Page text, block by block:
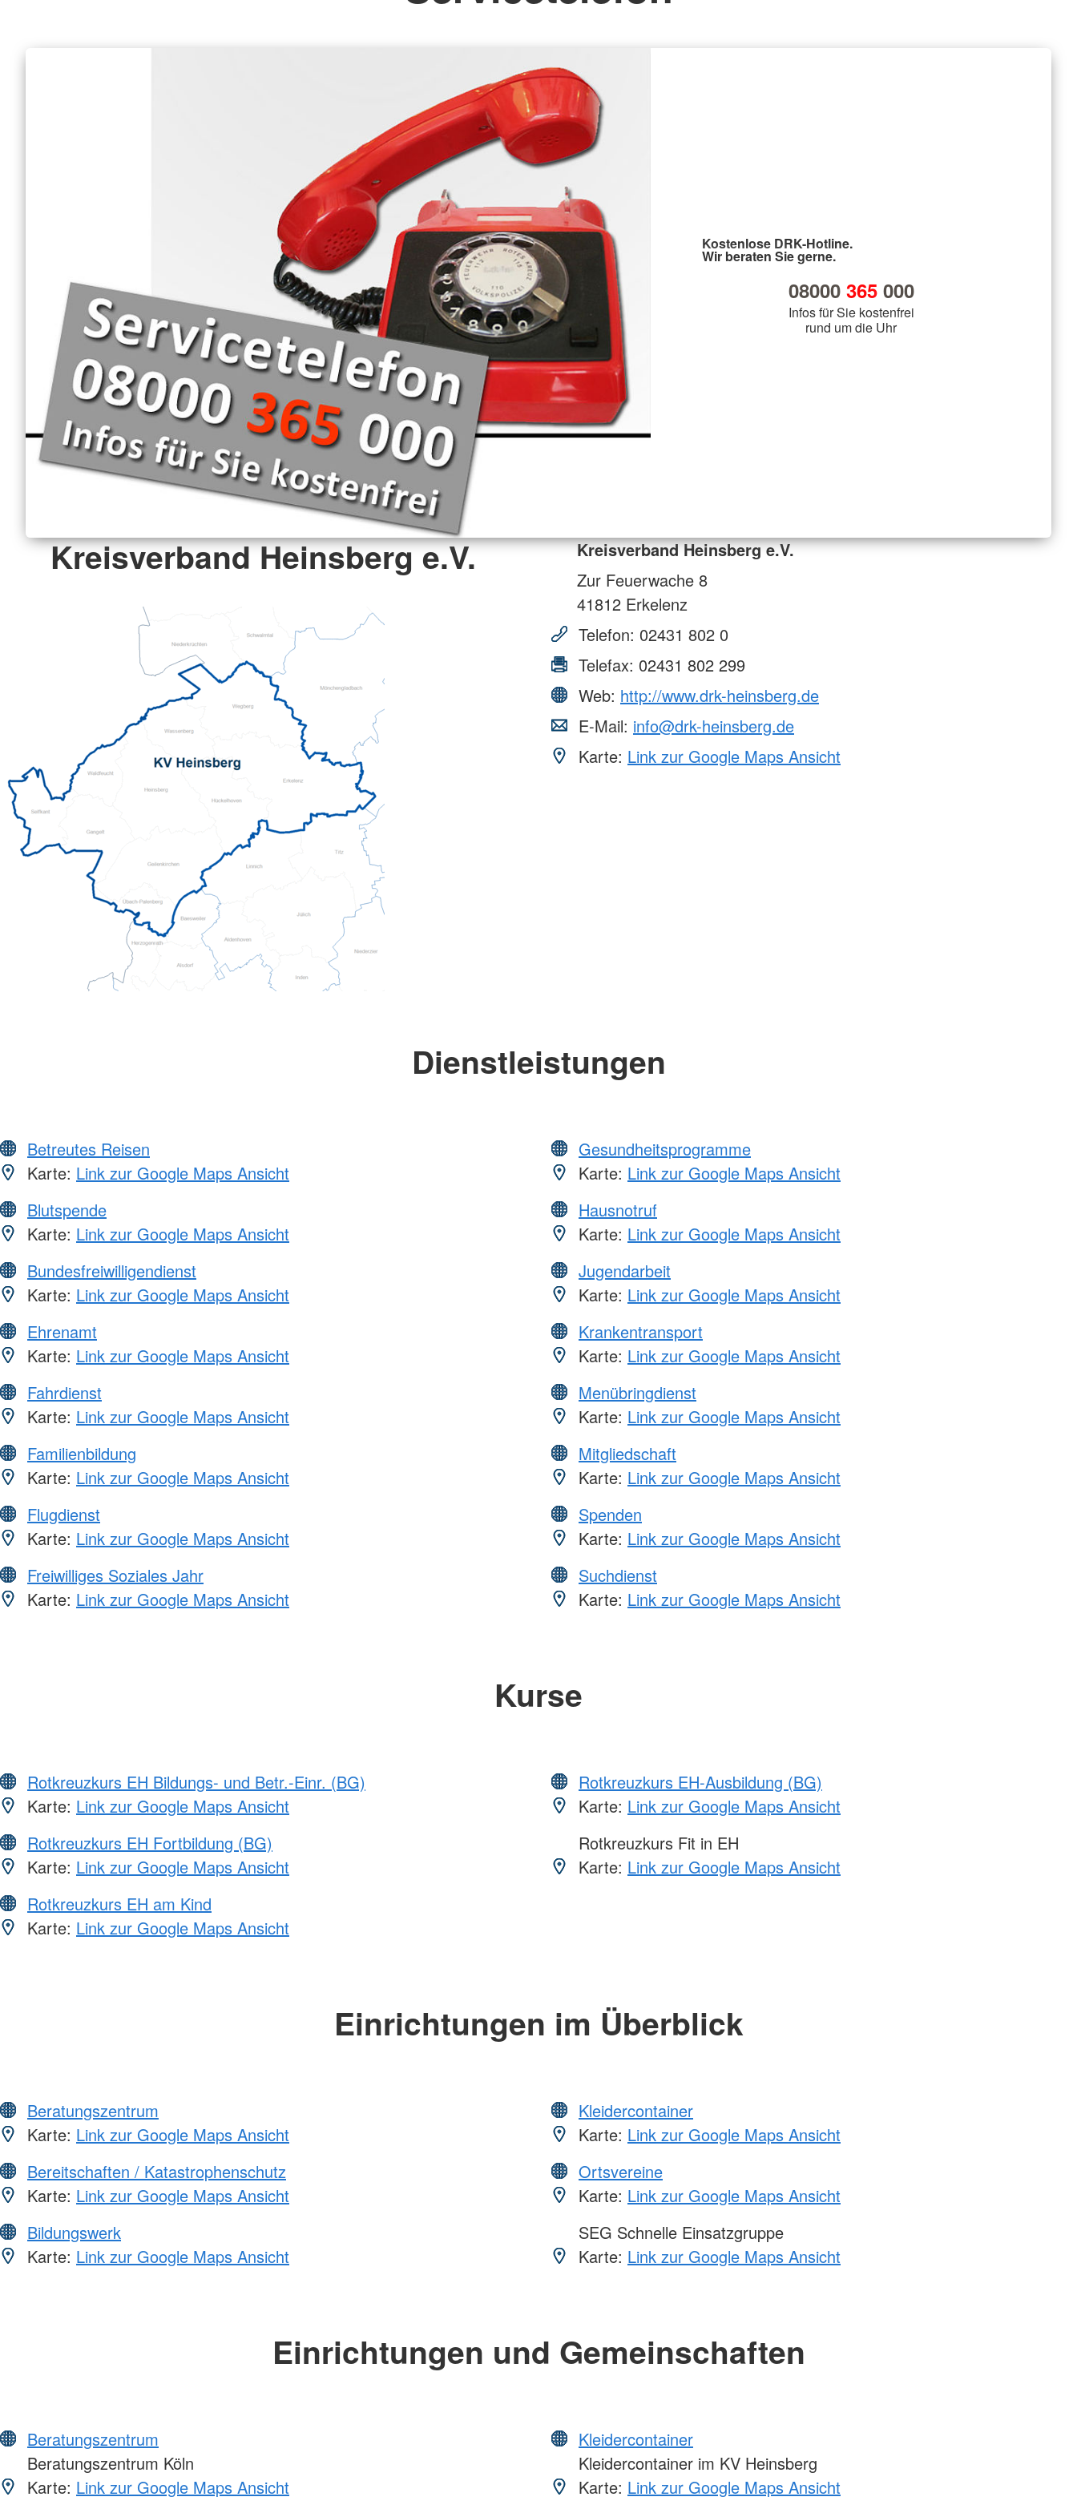
Kostenlose DRK-Hotline.
Wir beraten Sie gerne.
08000 365000
Infos für Sie kostenfrei
rund um die Uhr
Kreisverband Heinsberg e.V.
Kreisverband Heinsberg e.V.
Zur Feuerwache 8
41812 Erkelenz
Telefon: 02431 802 0
Telefax: 02431 802 299
Web: http://www.drk-heinsberg.de
E-Mail: info@drk-heinsberg.de
Karte: Link zur Google Maps Ansicht
Dienstleistungen
Betreutes Reisen
Karte: Link zur Google Maps Ansicht
Blutspende
Karte: Link zur Google Maps Ansicht
Bundesfreiwilligendienst
Karte: Link zur Google Maps Ansicht
Ehrenamt
Karte: Link zur Google Maps Ansicht
Fahrdienst
Karte: Link zur Google Maps Ansicht
Familienbildung
Karte: Link zur Google Maps Ansicht
Flugdienst
Karte: Link zur Google Maps Ansicht
Freiwilliges Soziales Jahr
Karte: Link zur Google Maps Ansicht
Gesundheitsprogramme
Karte: Link zur Google Maps Ansicht
Hausnotruf
Karte: Link zur Google Maps Ansicht
Jugendarbeit
Karte: Link zur Google Maps Ansicht
Krankentransport
Karte: Link zur Google Maps Ansicht
Menübringdienst
Karte: Link zur Google Maps Ansicht
Mitgliedschaft
Karte: Link zur Google Maps Ansicht
Spenden
Karte: Link zur Google Maps Ansicht
Suchdienst
Karte: Link zur Google Maps Ansicht
Kurse
Rotkreuzkurs EH Bildungs- und Betr.-Einr. (BG)
Karte: Link zur Google Maps Ansicht
Rotkreuzkurs EH Fortbildung (BG)
Karte: Link zur Google Maps Ansicht
Rotkreuzkurs EH am Kind
Karte: Link zur Google Maps Ansicht
Rotkreuzkurs EH-Ausbildung (BG)
Karte: Link zur Google Maps Ansicht
Rotkreuzkurs Fit in EH
Karte: Link zur Google Maps Ansicht
Einrichtungen im Überblick
Beratungszentrum
Karte: Link zur Google Maps Ansicht
Bereitschaften / Katastrophenschutz
Karte: Link zur Google Maps Ansicht
Bildungswerk
Karte: Link zur Google Maps Ansicht
Kleidercontainer
Karte: Link zur Google Maps Ansicht
Ortsvereine
Karte: Link zur Google Maps Ansicht
SEG Schnelle Einsatzgruppe
Karte: Link zur Google Maps Ansicht
Einrichtungen und Gemeinschaften
Beratungszentrum
Beratungszentrum Köln
Karte: Link zur Google Maps Ansicht
Kleidercontainer
Kleidercontainer im KV Heinsberg
Karte: Link zur Google Maps Ansicht